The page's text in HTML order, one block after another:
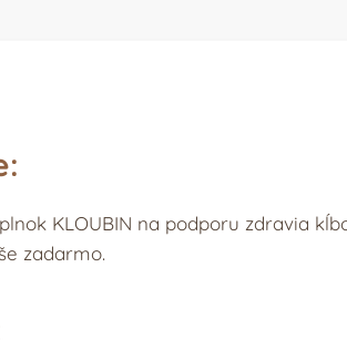
KLOUBIN na podporu zdravia
zadarmo.